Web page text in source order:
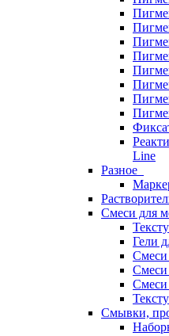
Line
Разное
Смеси для
Гели
Смеси
Смывки,